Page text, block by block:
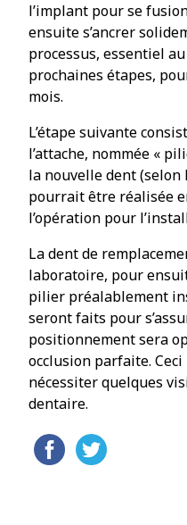
l’implant pour se
ensuite s’ancrer
processus, essentiel
prochaines étapes,
mois.
L’étape suivante
l’attache, nommée «
la nouvelle dent (selon
pourrait être réalisée
l’opération pour
La dent de
laboratoire, pour
pilier préalablement
seront faits pour
positionnement sera
occlusion parfaite.
nécessiter quelques
dentaire.